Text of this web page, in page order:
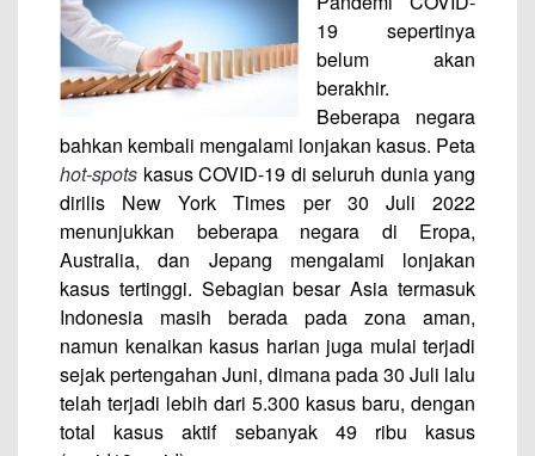
19 sepertinya
belum akan
berakhir.
Beberapa negara
bahkan kembali mengalami lonjakan kasus. Peta
hot-spots kasus COVID-19 di seluruh dunia yang
dirilis New York Times per 30 Juli 2022
menunjukkan beberapa negara di Eropa,
Australia, dan Jepang mengalami lonjakan
kasus tertinggi. Sebagian besar Asia termasuk
Indonesia masih berada pada zona aman,
namun kenaikan kasus harian juga mulai terjadi
sejak pertengahan Juni, dimana pada 30 Juli lalu
telah terjadi lebih dari 5.300 kasus baru, dengan
total kasus aktif sebanyak 49 ribu kasus